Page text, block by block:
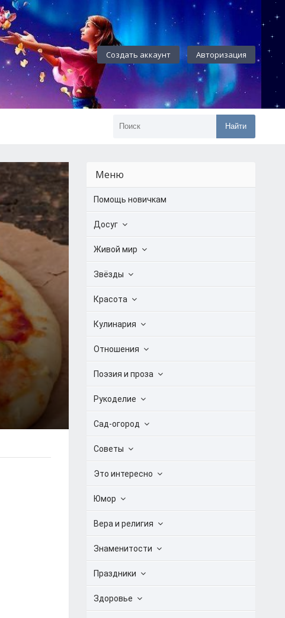
Создать аккаунт Авторизация
Найти
Меню
Помощь новичкам
Досуг
Живой мир
Звёзды
Красота
Кулинария
Отношения
Поэзия и проза
Рукоделие
Сад-огород
Советы
Это интересно
Юмор
Вера и религия
Знаменитости
Праздники
Здоровье